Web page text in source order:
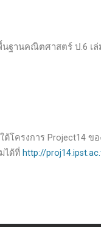
นฐานคณิตศาสตร์ ป.6 เล่
โครงการ Project14 ขอ
ได้ที่ http://